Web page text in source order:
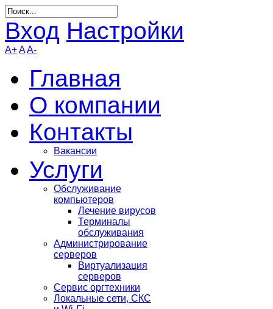
Вход Настройки
A+AA-
Главная
О компании
Контакты
Вакансии
Услуги
Обслуживание
компьютеров
Лечение вирусов
Терминалы
обслуживания
Администрирование
серверов
Виртуализация
серверов
Сервис оргтехники
Локальные сети, СКС